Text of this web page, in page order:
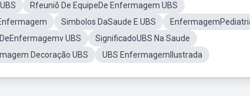
Rfeuniõ De EquipeDe Enfermagem UBS
Simbolos DaSaude E UBS
UBS
SignificadoUBS Na Saude
Decoração UBS UBS EnfermagemIlustrada